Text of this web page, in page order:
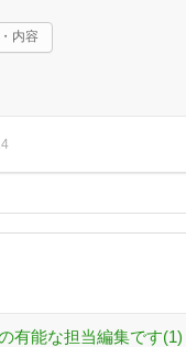
内容
有能な担当編集です